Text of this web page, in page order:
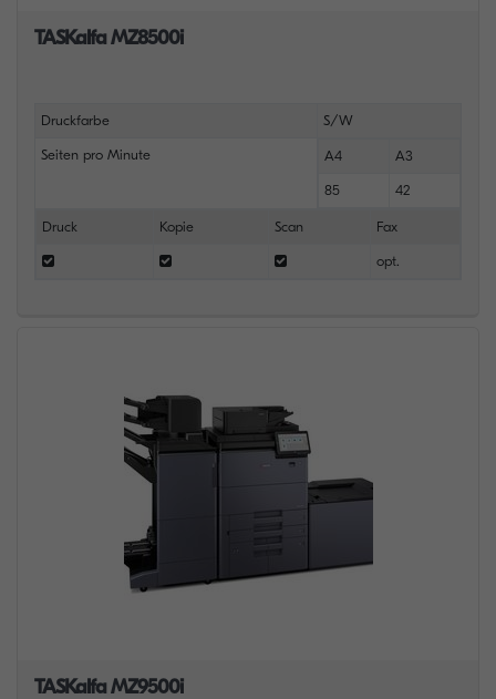
TASKalfa MZ8500i
Druckfarbe S/W
Seiten pro Minute A4 A3
85 42
Druck Kopie Scan Fax
opt.
TASKalfa MZ9500i